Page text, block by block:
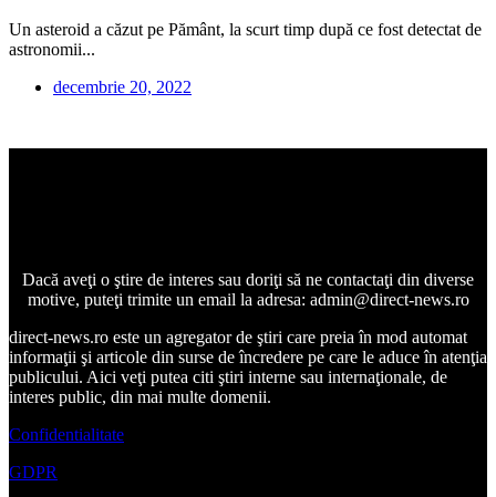
Un asteroid a căzut pe Pământ, la scurt timp după ce fost detectat de
astronomii...
decembrie 20, 2022
Dacă aveţi o ştire de interes sau doriţi să ne contactaţi din diverse
motive, puteţi trimite un email la adresa: admin@direct-news.ro
direct-news.ro este un agregator de ştiri care preia în mod automat
informaţii şi articole din surse de încredere pe care le aduce în atenţia
publicului. Aici veţi putea citi ştiri interne sau internaţionale, de
interes public, din mai multe domenii.
Confidentialitate
GDPR